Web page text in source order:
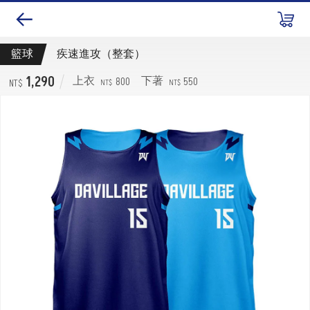
籃球 疾速進攻（整套）
1,290 上衣 800 下著 550